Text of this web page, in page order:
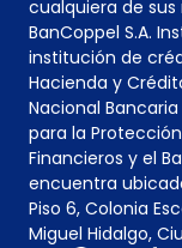
cualquiera de
BanCoppel S.A.
institución de
Hacienda y
Nacional
para la
Financieros y el
encuentra
Piso 6, Colonia
Miguel Hidalgo,